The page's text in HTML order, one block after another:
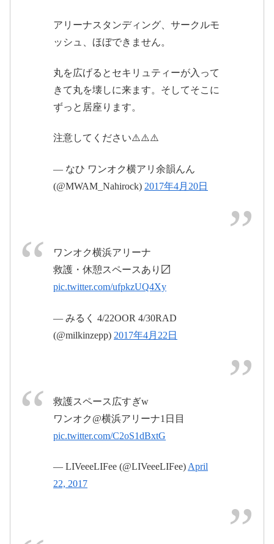
2017年4月23日
pic.twitter.com/eGVhniOg97
2017年4月23日
2017年
4月23日
アリーナスタンディング、サークルモ
ッシュ、ほぼできません。
丸を広げるとセキリュティーが入って
きて丸を壊しに来ます。そしてそこに
ずっと居座ります。
注意してください⚠️⚠️⚠️
— なひ ワンオク横アリ余韻んん
(@MWAM_Nahirock) 2017年4月20日
ワンオク横浜アリーナ
救護・休憩スペースあり〼
pic.twitter.com/ufpkzUQ4Xy
— みるく 4/22OOR 4/30RAD
(@milkinzepp) 2017年4月22日
救護スペース広すぎw
ワンオク@横浜アリーナ1日目
pic.twitter.com/C2oS1dBxtG
— LIVeeeLIFee (@LIVeeeLIFee) April
22, 2017